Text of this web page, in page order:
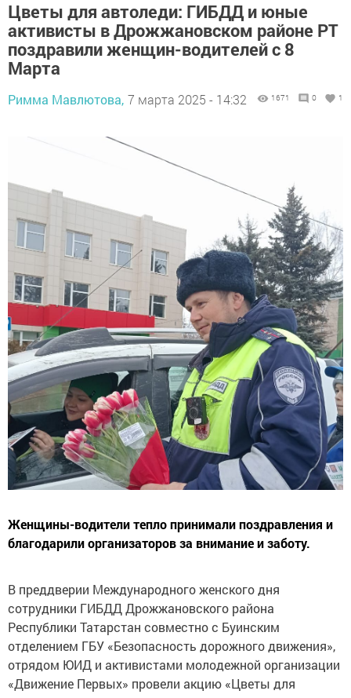
Цветы для автоледи: ГИБДД и юные
активисты в Дрожжановском районе РТ
поздравили женщин-водителей с 8
Марта
Римма Мавлютова, 7 марта 2025 - 14:32 1671 0 1
Женщины-водители тепло принимали поздравления и
благодарили организаторов за внимание и заботу.
В преддверии Международного женского дня
сотрудники ГИБДД Дрожжановского района
Республики Татарстан совместно с Буинским
отделением ГБУ «Безопасность дорожного движения»,
отрядом ЮИД и активистами молодежной организации
«Движение Первых» провели акцию «Цветы для